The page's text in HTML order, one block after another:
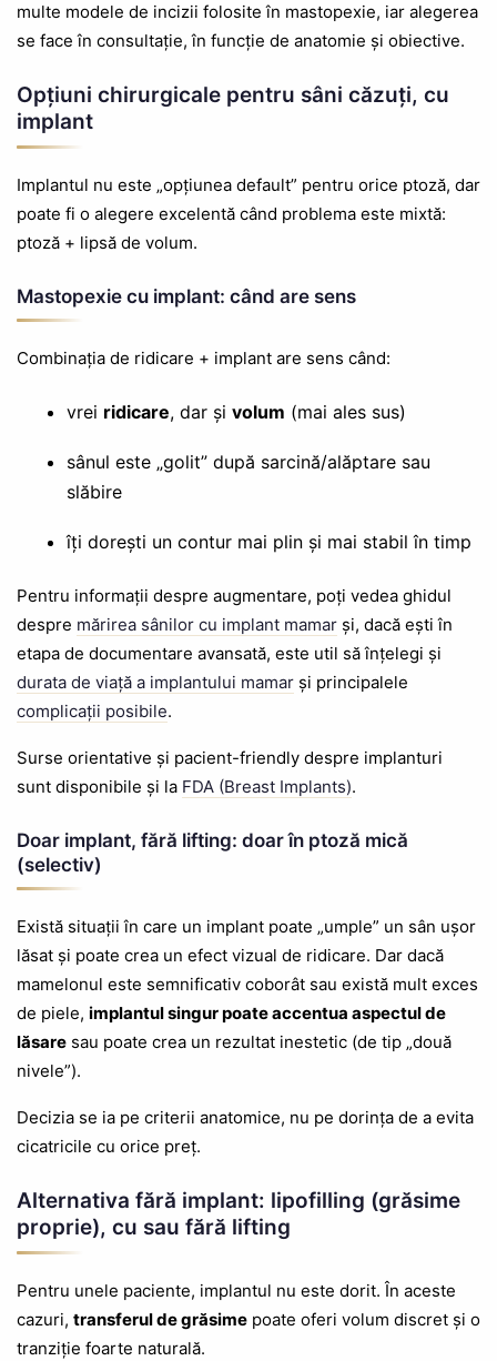
multe modele de incizii folosite în mastopexie, iar alegerea
se face în consultație, în funcție de anatomie și obiective.
Opțiuni chirurgicale pentru sâni căzuți, cu
implant
Implantul nu este „opțiunea default” pentru orice ptoză, dar
poate fi o alegere excelentă când problema este mixtă:
ptoză + lipsă de volum.
Mastopexie cu implant: când are sens
Combinația de ridicare + implant are sens când:
vrei ridicare, dar și volum (mai ales sus)
sânul este „golit” după sarcină/alăptare sau
slăbire
îți dorești un contur mai plin și mai stabil în timp
Pentru informații despre augmentare, poți vedea ghidul
despre mărirea sânilor cu implant mamar și, dacă ești în
etapa de documentare avansată, este util să înțelegi și
durata de viață a implantului mamar și principalele
complicații posibile.
Surse orientative și pacient-friendly despre implanturi
sunt disponibile și la FDA (Breast Implants).
Doar implant, fără lifting: doar în ptoză mică
(selectiv)
Există situații în care un implant poate „umple” un sân ușor
lăsat și poate crea un efect vizual de ridicare. Dar dacă
mamelonul este semnificativ coborât sau există mult exces
de piele, implantul singur poate accentua aspectul de
lăsare sau poate crea un rezultat inestetic (de tip „două
nivele”).
Decizia se ia pe criterii anatomice, nu pe dorința de a evita
cicatricile cu orice preț.
Alternativa fără implant: lipofilling (grăsime
proprie), cu sau fără lifting
Pentru unele paciente, implantul nu este dorit. În aceste
cazuri, transferul de grăsime poate oferi volum discret și o
tranziție foarte naturală.